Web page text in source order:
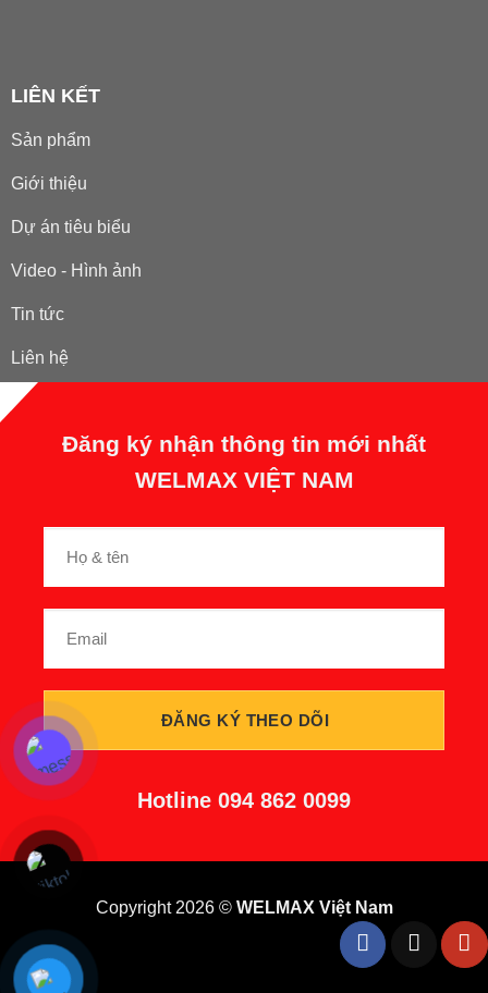
LIÊN KẾT
Sản phẩm
Giới thiệu
Dự án tiêu biểu
Video - Hình ảnh
Tin tức
Liên hệ
Đăng ký nhận thông tin mới nhất
WELMAX VIỆT NAM
Hotline 094 862 0099
Copyright 2026 © WELMAX Việt Nam